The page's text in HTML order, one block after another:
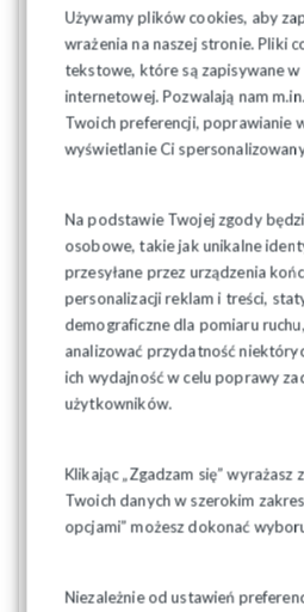
Używamy plików cookies, aby
wrażenia na naszej stronie. Pliki
tekstowe, które są zapisywane
internetowej. Pozwalają nam
Twoich preferencji, poprawianie
wyświetlanie Ci
Na podstawie Twojej zgody
osobowe, takie jak unikalne
przesyłane przez urządzenia
personalizacji reklam i treści,
demograficzne dla pomiaru
analizować przydatność
ich wydajność w celu poprawy
użytkowników.
Klikając „Zgadzam się”
Twoich danych w szerokim
opcjami” możesz dokonać
Niezależnie od ustawień
prawa pracy, BHP i dokumentów
• Multimedia – galeria zdjęć i wideo.
Instalacja mobiSol
Z poniższej grafiki można
zainstalować aplikację.